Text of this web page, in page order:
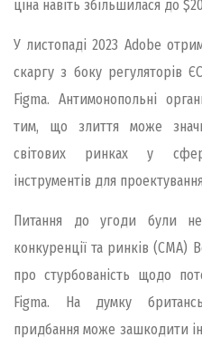
ціна навіть збільшилася до
У листопаді 2023 Adobe
скаргу з боку регуляторів
Figma. Антимонопольні
тим, що злиття може
світових ринках у
інструментів для
Питання до угоди були
конкуренції та ринків (CMA)
про стурбованість щодо
Figma. На думку
придбання може зашкодити